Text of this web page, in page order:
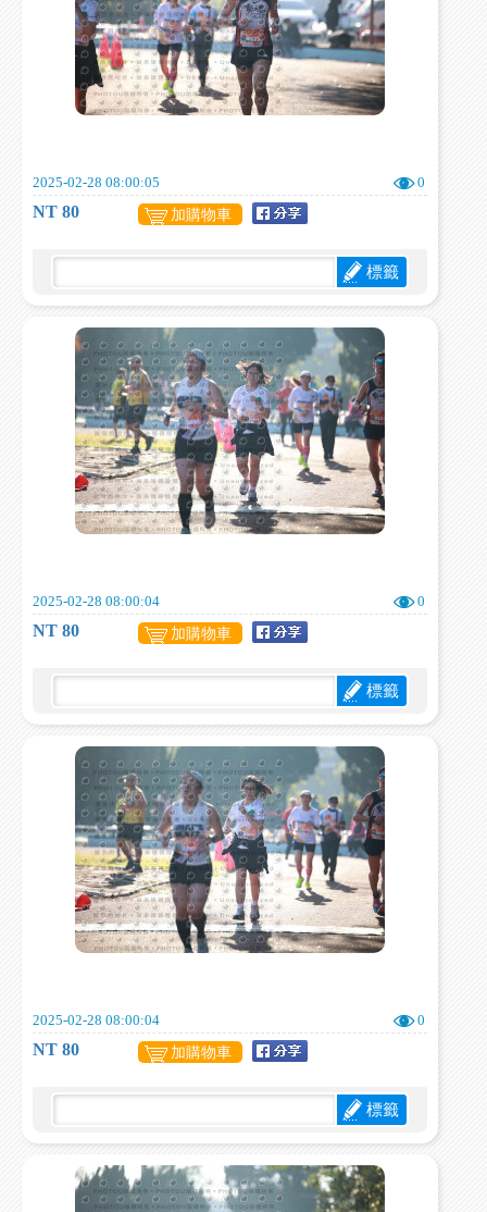
2025-02-28 08:00:05 0
NT 80 加購物車
標籤
2025-02-28 08:00:04 0
NT 80 加購物車
標籤
2025-02-28 08:00:04 0
NT 80 加購物車
標籤